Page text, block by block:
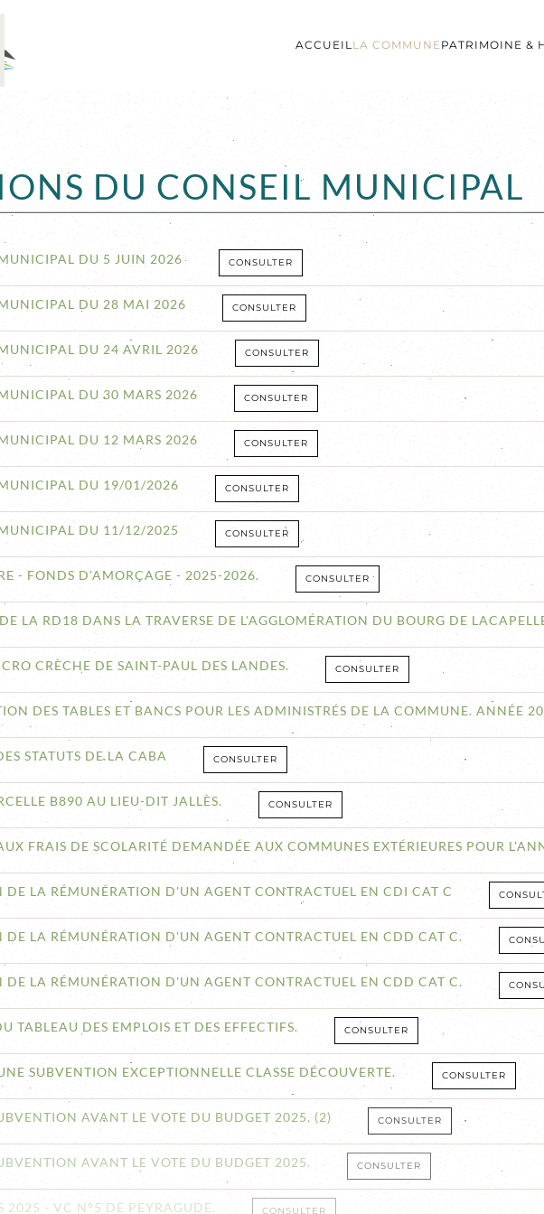
ACCUEILLA COMMUNEPATRIMOINE &
DU CONSEIL MUNICIPAL
DU 5 JUIN 2026 CONSULTER
DU 28 MAI 2026 CONSULTER
DU 24 AVRIL 2026 CONSULTER
DU 30 MARS 2026 CONSULTER
DU 12 MARS 2026 CONSULTER
DU 19/01/2026 CONSULTER
DU 11/12/2025 CONSULTER
- FONDS D'AMORÇAGE - 2025-2026. CONSULTER
LA RD18 DANS LA TRAVERSE DE L'AGGLOMÉRATION DU BOURG DE
CRÈCHE DE SAINT-PAUL DES LANDES. CONSULTER
DES TABLES ET BANCS POUR LES ADMINISTRÉS DE LA COMMUNE. ANNÉE
STATUTS DE LA CABA CONSULTER
B890 AU LIEU-DIT JALLÈS. CONSULTER
FRAIS DE SCOLARITÉ DEMANDÉE AUX COMMUNES EXTÉRIEURES POUR
DE LA RÉMUNÉRATION D'UN AGENT CONTRACTUEL EN CDI CAT C
DE LA RÉMUNÉRATION D'UN AGENT CONTRACTUEL EN CDD CAT C.
DE LA RÉMUNÉRATION D'UN AGENT CONTRACTUEL EN CDD CAT C.
TABLEAU DES EMPLOIS ET DES EFFECTIFS. CONSULTER
SUBVENTION EXCEPTIONNELLE CLASSE DÉCOUVERTE. CONSULTER
AVANT LE VOTE DU BUDGET 2025. (2) CONSULTER
AVANT LE VOTE DU BUDGET 2025. CONSULTER
2025 - VC N°5 DE PEYRAGUDE. CONSULTER